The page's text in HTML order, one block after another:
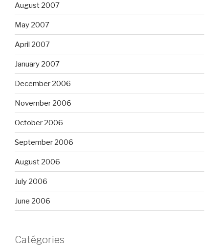
August 2007
May 2007
April 2007
January 2007
December 2006
November 2006
October 2006
September 2006
August 2006
July 2006
June 2006
Catégories